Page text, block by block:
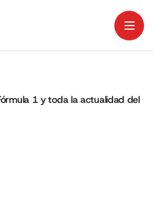
1 y toda la actualidad del